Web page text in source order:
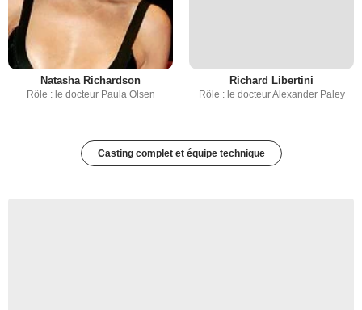
Natasha Richardson
Rôle : le docteur Paula Olsen
Richard Libertini
Rôle : le docteur Alexander Paley
Casting complet et équipe technique